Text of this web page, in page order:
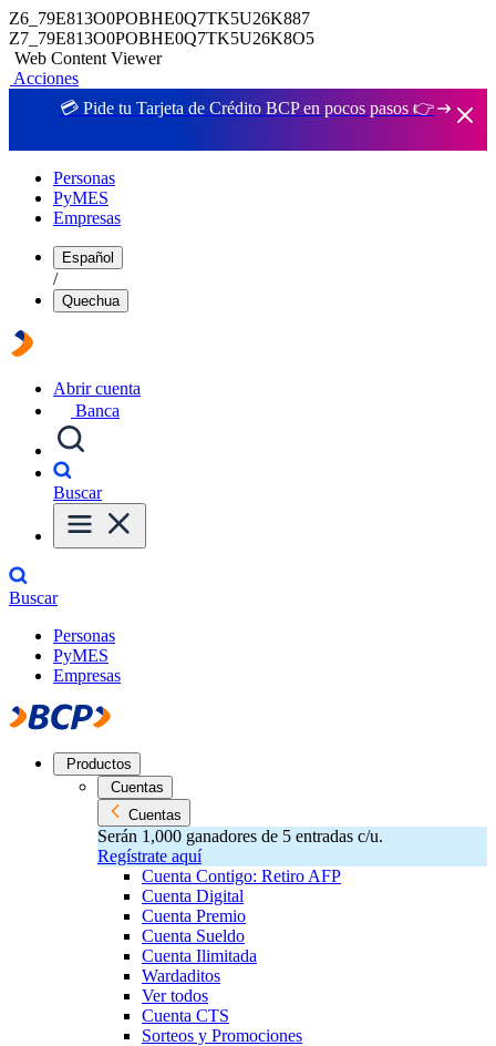
Z6_79E813O0POBHE0Q7TK5U26K887
Z7_79E813O0POBHE0Q7TK5U26K8O5
Web Content Viewer
Acciones
💳 Pide tu Tarjeta de Crédito BCP en pocos pasos 👉
Personas
PyMES
Empresas
Español
/
Quechua
Abrir cuenta
Banca
Buscar
Buscar
Personas
PyMES
Empresas
Productos
Cuentas
Cuentas
Serán 1,000 ganadores de 5 entradas c/u.
Regístrate aquí
Cuenta Contigo: Retiro AFP
Cuenta Digital
Cuenta Premio
Cuenta Sueldo
Cuenta Ilimitada
Wardaditos
Ver todos
Cuenta CTS
Sorteos y Promociones